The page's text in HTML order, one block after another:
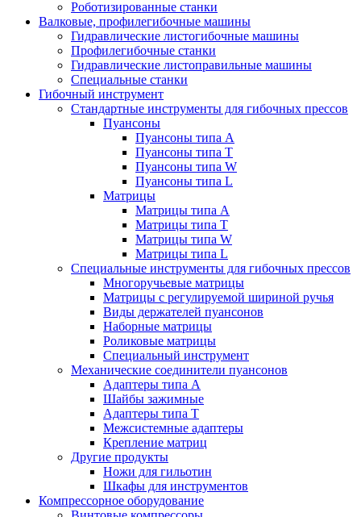
Роботизированные станки
Валковые, профилегибочные машины
Гидравлические листогибочные машины
Профилегибочные станки
Гидравлические листоправильные машины
Специальные станки
Гибочный инструмент
Стандартные инструменты для гибочных прессов
Пуансоны
Пуансоны типа A
Пуансоны типа T
Пуансоны типа W
Пуансоны типа L
Матрицы
Матрицы типа A
Матрицы типа T
Матрицы типа W
Матрицы типа L
Специальные инструменты для гибочных прессов
Многоручьевые матрицы
Матрицы с регулируемой шириной ручья
Виды держателей пуансонов
Наборные матрицы
Роликовые матрицы
Специальный инструмент
Механические соединители пуансонов
Адаптеры типа A
Шайбы зажимные
Адаптеры типа T
Межсистемные адаптеры
Крепление матриц
Другие продукты
Ножи для гильотин
Шкафы для инструментов
Компрессорное оборудование